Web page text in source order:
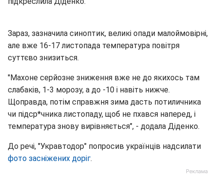
Зараз, зазначила синоптик, великі опади малоймовірні,
але вже 16-17 листопада температура повітря
суттєво знизиться.
"Махоне серйозне зниження вже не до якихось там
слабаків, 1-3 морозу, а до -10 і навіть нижче.
Щоправда, потім справжня зима дасть потиличника
чи підср*чника листопаду, щоб не пхався наперед, і
температура знову вирівняється", - додала Діденко.
До речі, "Укравтодор" попросив українців надсилати
фото засніжених доріг.